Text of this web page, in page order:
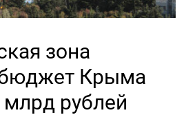
зона
Крыма
млрд рублей